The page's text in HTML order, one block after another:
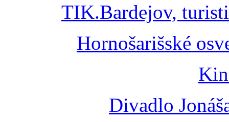
TIK.Bardejov,
Hornošarišské
Divadlo